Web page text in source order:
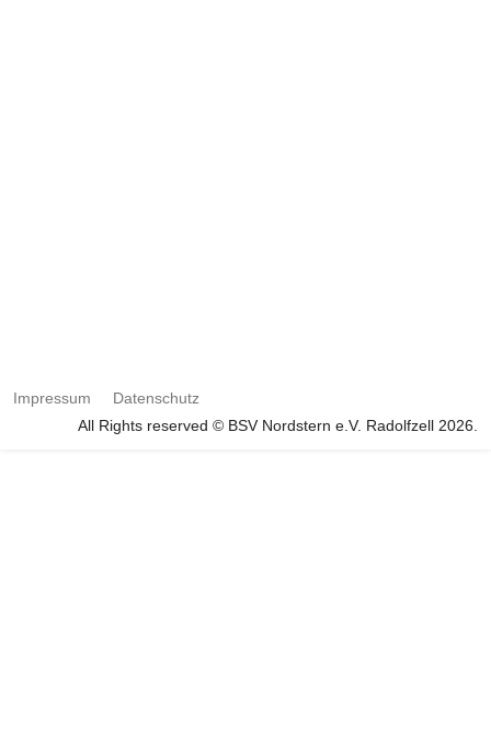
Impressum
Datenschutz
All Rights reserved © BSV Nordstern e.V. Radolfzell 2026.